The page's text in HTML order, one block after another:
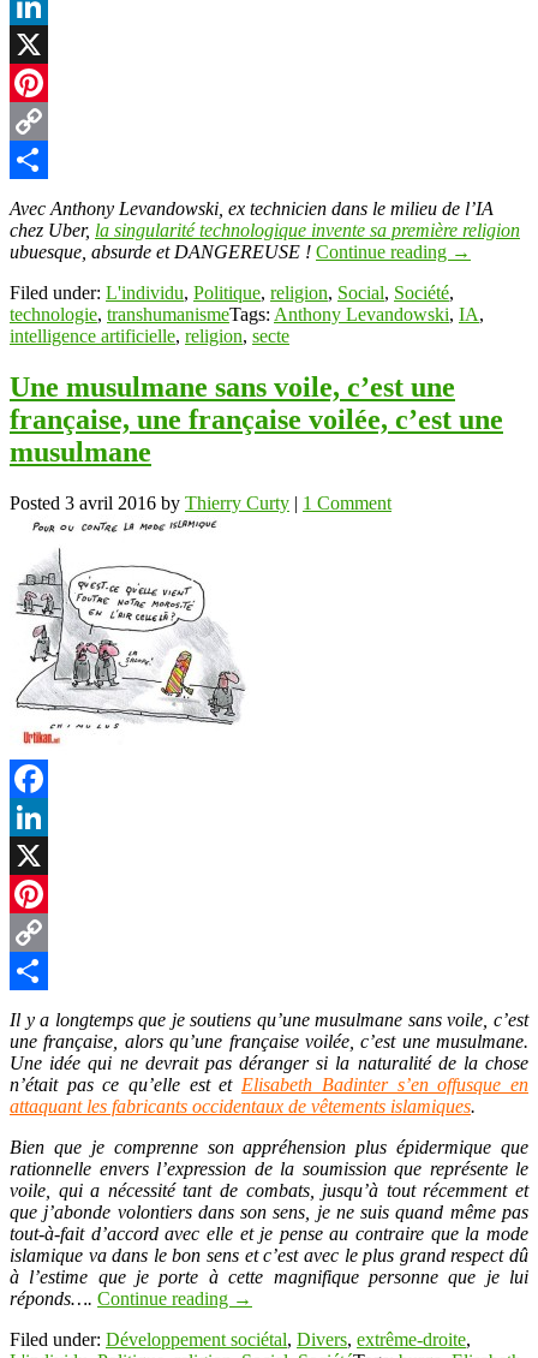
Facebook
LinkedIn
X
Pinterest
Copy
Link
Partager
Avec Anthony Levandowski, ex technicien dans le milieu de l’IA
chez Uber, la singularité technologique invente sa première religion
ubuesque, absurde et DANGEREUSE ! Continue reading →
Filed under: L'individu, Politique, religion, Social, Société,
technologie, transhumanismeTags: Anthony Levandowski, IA,
intelligence artificielle, religion, secte
Une musulmane sans voile, c’est une
française, une française voilée, c’est une
musulmane
Posted 3 avril 2016 by Thierry Curty | 1 Comment
Facebook
LinkedIn
X
Pinterest
Copy
Link
Partager
Il y a longtemps que je soutiens qu’une musulmane sans voile, c’est
une française, alors qu’une française voilée, c’est une musulmane.
Une idée qui ne devrait pas déranger si la naturalité de la chose
n’était pas ce qu’elle est et Elisabeth Badinter s’en offusque en
attaquant les fabricants occidentaux de vêtements islamiques.
Bien que je comprenne son appréhension plus épidermique que
rationnelle envers l’expression de la soumission que représente le
voile, qui a nécessité tant de combats, jusqu’à tout récemment et
que j’abonde volontiers dans son sens, je ne suis quand même pas
tout-à-fait d’accord avec elle et je pense au contraire que la mode
islamique va dans le bon sens et c’est avec le plus grand respect dû
à l’estime que je porte à cette magnifique personne que je lui
réponds…. Continue reading →
Filed under: Développement sociétal, Divers, extrême-droite,